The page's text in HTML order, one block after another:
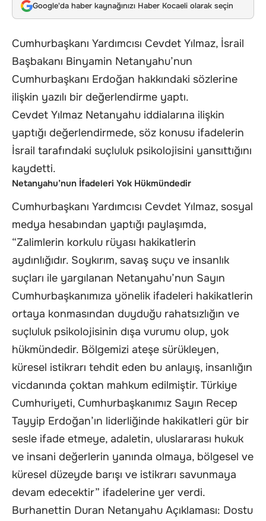
Google'da haber kaynağınızı Haber Kocaeli olarak seçin
Cumhurbaşkanı Yardımcısı Cevdet Yılmaz, İsrail
Başbakanı Binyamin Netanyahu’nun
Cumhurbaşkanı Erdoğan hakkındaki sözlerine
ilişkin yazılı bir değerlendirme yaptı.
Cevdet Yılmaz Netanyahu iddialarına ilişkin
yaptığı değerlendirmede, söz konusu ifadelerin
İsrail tarafındaki suçluluk psikolojisini yansıttığını
kaydetti.
Netanyahu’nun İfadeleri Yok Hükmündedir
Cumhurbaşkanı Yardımcısı Cevdet Yılmaz, sosyal
medya hesabından yaptığı paylaşımda,
“Zalimlerin korkulu rüyası hakikatlerin
aydınlığıdır. Soykırım, savaş suçu ve insanlık
suçları ile yargılanan Netanyahu’nun Sayın
Cumhurbaşkanımıza yönelik ifadeleri hakikatlerin
ortaya konmasından duyduğu rahatsızlığın ve
suçluluk psikolojisinin dışa vurumu olup, yok
hükmündedir. Bölgemizi ateşe sürükleyen,
küresel istikrarı tehdit eden bu anlayış, insanlığın
vicdanında çoktan mahkum edilmiştir. Türkiye
Cumhuriyeti, Cumhurbaşkanımız Sayın Recep
Tayyip Erdoğan’ın liderliğinde hakikatleri gür bir
sesle ifade etmeye, adaletin, uluslararası hukuk
ve insani değerlerin yanında olmaya, bölgesel ve
küresel düzeyde barışı ve istikrarı savunmaya
devam edecektir” ifadelerine yer verdi.
Burhanettin Duran Netanyahu Açıklaması: Dostu